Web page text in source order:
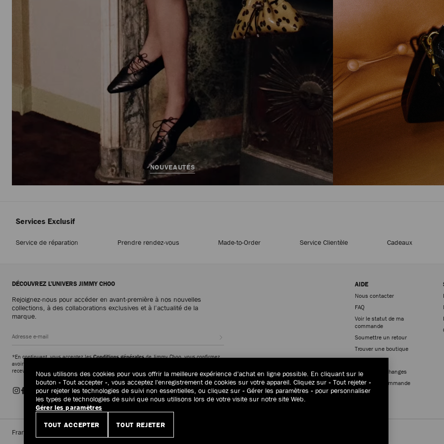
NOUVEAUTÉS
Services Exclusif
Service de réparation Prendre rendez-vous Made-to-Order Service Clientèle Cadeaux
DÉCOUVREZ L’UNIVERS JIMMY CHOO
Rejoignez-nous pour accéder en avant-première à nos nouvelles
collections, à des collaborations exclusives et à l’actualité de la
marque.
*En continuant, vous acceptez lesConditions généralesde Jimmy Choo, vous confirmez
avoir lu et compris la
recevoir des messages de marketing de la marque.
AIDE
Nous contacter
FAQ
Voir le statut de ma
commande
Soumettre un retour
Trouver une boutique
Livraison
Retours et échanges
Annuler la commande
France
Nous utilisons des cookies pour vous offrir la meilleure expérience d'achat en ligne possible. En cliquant sur le
bouton « Tout accepter », vous acceptez l'enregistrement de cookies sur votre appareil. Cliquez sur « Tout rejeter »
pour rejeter les technologies de suivi non essentielles, ou cliquez sur « Gérer les paramètres » pour personnaliser
les types de technologies de suivi que nous utilisons lors de votre visite sur notre site Web.
Gérer les paramètres
TOUT REJETER
TOUT ACCEPTER